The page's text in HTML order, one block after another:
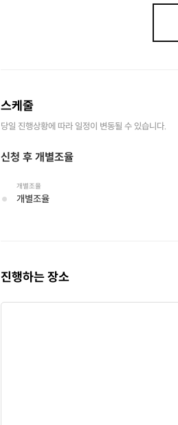
스케줄
당일 진행상황에 따라 일정이 변동될 수 있습니다.
신청 후 개별조율
개별조율
개별조율
진행하는 장소